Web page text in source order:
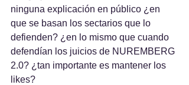
ninguna explicación en público ¿en
que se basan los sectarios que lo
defienden? ¿en lo mismo que cuando
defendían los juicios de NUREMBERG
2.0? ¿tan importante es mantener los
likes?